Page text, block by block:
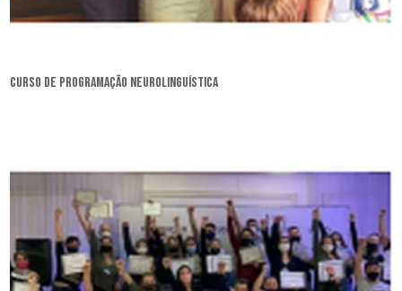
curso de programação neurolinguística